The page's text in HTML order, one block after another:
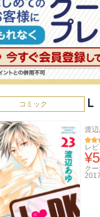
コミック
渡
レ
¥
ク